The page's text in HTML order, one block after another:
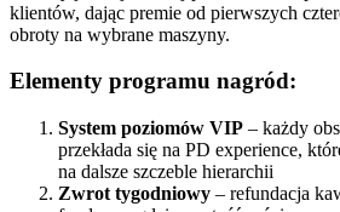
klientów, dając premie od pierwszych
obroty na wybrane maszyny.
Elementy programu nagród:
System poziomów VIP – każdy
przekłada się na PD experience,
na dalsze szczeble hierarchii
Zwrot tygodniowy – refundacja